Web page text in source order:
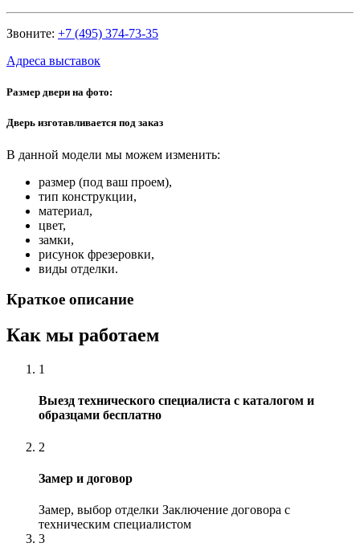
Звоните: +7 (495) 374-73-35
Адреса выставок
Размер двери на фото:
Дверь изготавливается под заказ
В данной модели мы можем изменить:
размер (под ваш проем),
тип конструкции,
материал,
цвет,
замки,
рисунок фрезеровки,
виды отделки.
Краткое описание
Как мы работаем
1
Выезд технического специалиста с каталогом и
образцами бесплатно
2
Замер и договор
Замер, выбор отделки Заключение договора с
техническим специалистом
3